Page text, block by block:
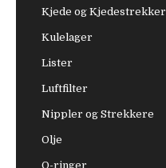
Kjede og Kjedestrekker
Kulelager
Lister
Luftfilter
Nippler og Strekkere
Olje
O-ringer